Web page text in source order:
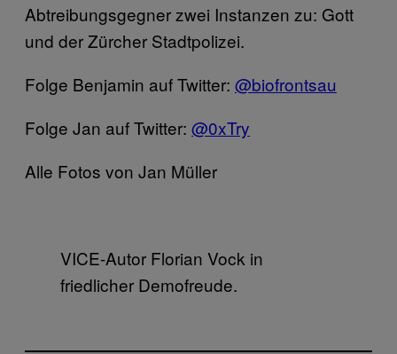
Abtreibungsgegner zwei Instanzen zu: Gott
und der Zürcher Stadtpolizei.
Folge Benjamin auf Twitter: @biofrontsau
Folge Jan auf Twitter: @0xTry
Alle Fotos von Jan Müller
VICE-Autor Florian Vock in
friedlicher Demofreude.